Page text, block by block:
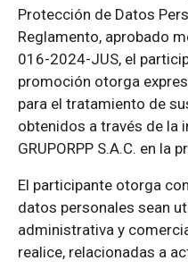
Protección de Datos
Reglamento, aprobado
016-2024-JUS, el
promoción otorga
para el tratamiento de
obtenidos a través de la
GRUPORPP S.A.C. en la
El participante otorga
datos personales sean
administrativa y
realice, relacionadas a